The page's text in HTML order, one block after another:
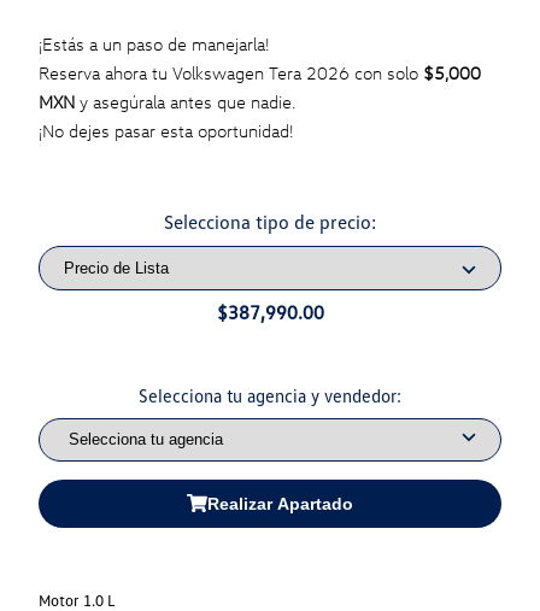
¡Estás a un paso de manejarla!
Reserva ahora tu Volkswagen Tera 2026 con solo $5,000
MXN y asegúrala antes que nadie.
¡No dejes pasar esta oportunidad!
Selecciona tipo de precio:
$387,990.00
Selecciona tu agencia y vendedor:
Realizar Apartado
Motor 1.0 L